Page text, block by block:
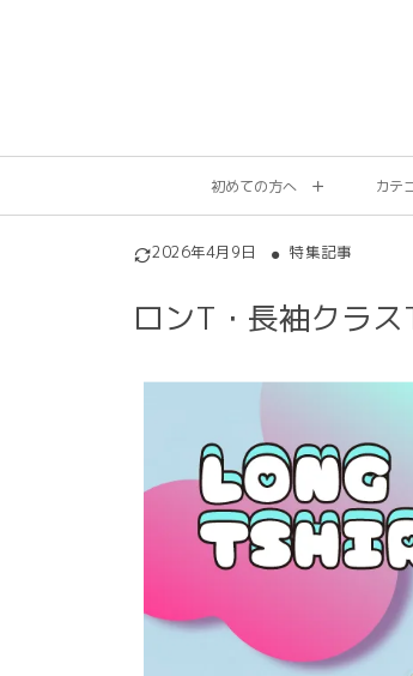
初めての方へ カテ
2026年4月9日 特集記事
ロンT・長袖クラ